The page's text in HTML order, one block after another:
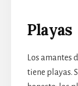
Playas
Los amantes
tiene playas.